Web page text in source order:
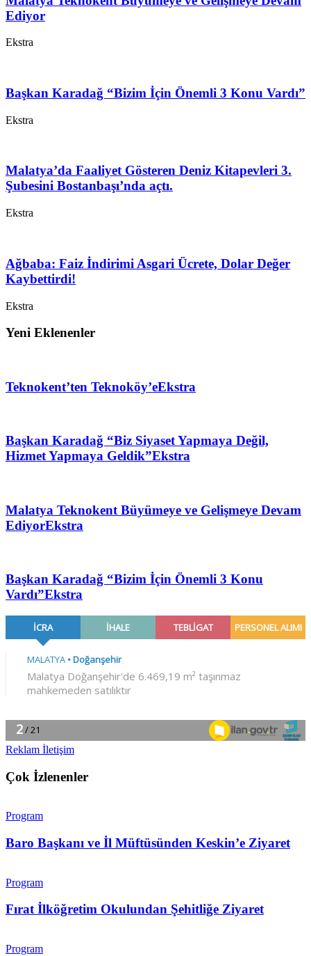
Ediyor
Ekstra
Başkan Karadağ “Bizim İçin Önemli 3 Konu Vardı”
Ekstra
Malatya’da Faaliyet Gösteren Deniz Kitapevleri 3.
Şubesini Bostanbaşı’nda açtı.
Ekstra
Ağbaba: Faiz İndirimi Asgari Ücrete, Dolar Değer
Kaybettirdi!
Ekstra
Yeni Eklenenler
Teknokent’ten Teknoköy’eEkstra
Başkan Karadağ “Biz Siyaset Yapmaya Değil,
Hizmet Yapmaya Geldik”Ekstra
Malatya Teknokent Büyümeye ve Gelişmeye Devam
EdiyorEkstra
Başkan Karadağ “Bizim İçin Önemli 3 Konu
Vardı”Ekstra
Reklam İletişim
Çok İzlenenler
Program
Baro Başkanı ve İl Müftüsünden Keskin’e Ziyaret
Program
Fırat İlköğretim Okulundan Şehitliğe Ziyaret
Program